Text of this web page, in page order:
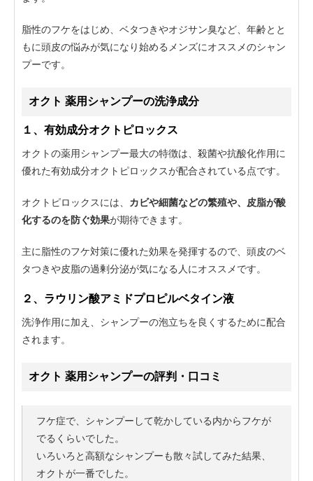
脂性のフケをはじめ、ベタつきやオジサン臭など、年齢とと
もに頭皮の悩みが気になり始めるメンズにオススメのシャン
プーです。
オクト 薬用シャンプーの洗浄成分
１、有効成分オクトピロックス
オクトの薬用シャンプー最大の特徴は、殺菌や抗酸化作用に
優れた有効成分オクトピロックスが配合されている点です。
オクトピロックスには、 カビや細菌などの繁殖や、皮脂が酸
化するのを防ぐ効果が期待できます。
主に脂性のフケ対策に優れた効果を発揮するので、頭皮のベ
タつきや皮脂の過剰分泌が気になる人にオススメです。
２、ラウリン酸アミドプロピルベタイン液
洗浄作用に加え、シャンプーの泡立ちを良くするために配合
されます。
オクト 薬用シャンプーの評判・口コミ
フケ症で、シャンプーして乾かしている内からフケが
でるくらいでした。
いろいろと高額なシャンプーも散々試してみた結果、
オクトが一番でした。